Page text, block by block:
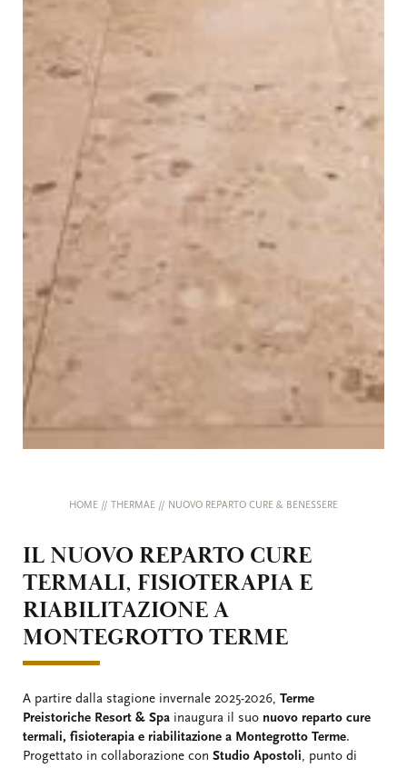
HOME // THERMAE // NUOVO REPARTO CURE & BENESSERE
IL NUOVO REPARTO CURE
TERMALI, FISIOTERAPIA E
RIABILITAZIONE A
MONTEGROTTO TERME
A partire dalla stagione invernale 2025-2026, Terme
Preistoriche Resort & Spa inaugura il suo nuovo reparto cure
termali, fisioterapia e riabilitazione a Montegrotto Terme.
Progettato in collaborazione con Studio Apostoli, punto di